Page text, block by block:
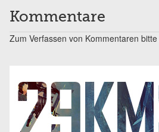
Kommentare
Zum Verfassen von Kommentaren bitte